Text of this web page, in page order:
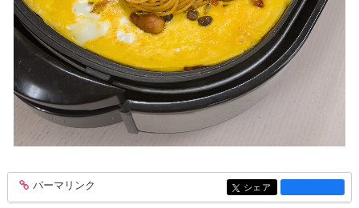
entry1361
パーマリンク entry1361
シェア